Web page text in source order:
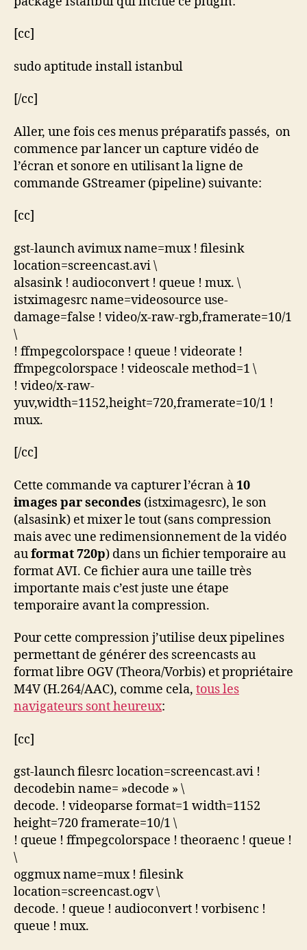
[cc]
sudo aptitude install istanbul
[/cc]
Aller, une fois ces menus préparatifs passés, on
commence par lancer un capture vidéo de
l’écran et sonore en utilisant la ligne de
commande GStreamer (pipeline) suivante:
[cc]
gst-launch avimux name=mux ! filesink
location=screencast.avi \
alsasink ! audioconvert ! queue ! mux. \
istximagesrc name=videosource use-
damage=false ! video/x-raw-rgb,framerate=10/1
\
! ffmpegcolorspace ! queue ! videorate !
ffmpegcolorspace ! videoscale method=1 \
! video/x-raw-
yuv,width=1152,height=720,framerate=10/1 !
mux.
[/cc]
Cette commande va capturer l’écran à10
images par secondes (istximagesrc), le son
(alsasink) et mixer le tout (sans compression
mais avec une redimensionnement de la vidéo
auformat 720p) dans un fichier temporaire au
format AVI. Ce fichier aura une taille très
importante mais c’est juste une étape
temporaire avant la compression.
Pour cette compression j’utilise deux pipelines
permettant de générer des screencasts au
format libre OGV (Theora/Vorbis) et propriétaire
M4V (H.264/AAC), comme cela, tous les
navigateurs sont heureux:
[cc]
gst-launch filesrc location=screencast.avi !
decodebin name= »decode » \
decode. ! videoparse format=1 width=1152
height=720 framerate=10/1 \
! queue ! ffmpegcolorspace ! theoraenc ! queue !
\
oggmux name=mux ! filesink
location=screencast.ogv \
decode. ! queue ! audioconvert ! vorbisenc !
queue ! mux.